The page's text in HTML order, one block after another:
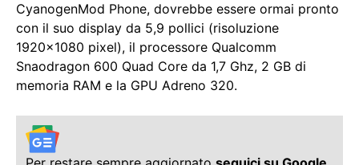
CyanogenMod Phone, dovrebbe essere ormai pronto
con il suo display da 5,9 pollici (risoluzione
1920×1080 pixel), il processore Qualcomm
Snaodragon 600 Quad Core da 1,7 Ghz, 2 GB di
memoria RAM e la GPU Adreno 320.